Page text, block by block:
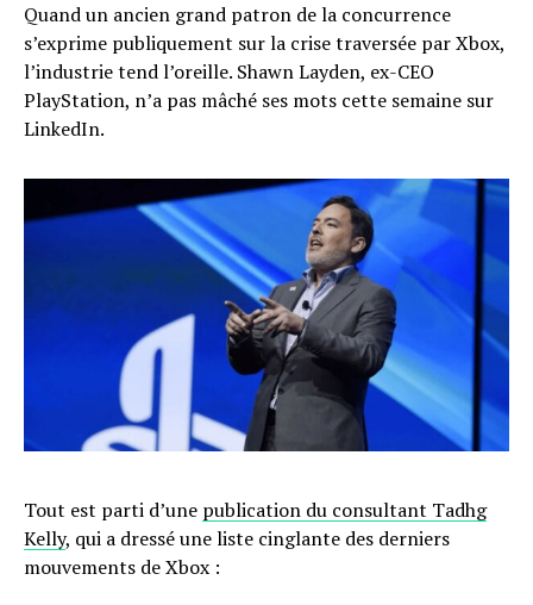
Quand un ancien grand patron de la concurrence
s’exprime publiquement sur la crise traversée par Xbox,
l’industrie tend l’oreille. Shawn Layden, ex-CEO
PlayStation, n’a pas mâché ses mots cette semaine sur
LinkedIn.
Tout est parti d’une publication du consultant Tadhg
Kelly, qui a dressé une liste cinglante des derniers
mouvements de Xbox :